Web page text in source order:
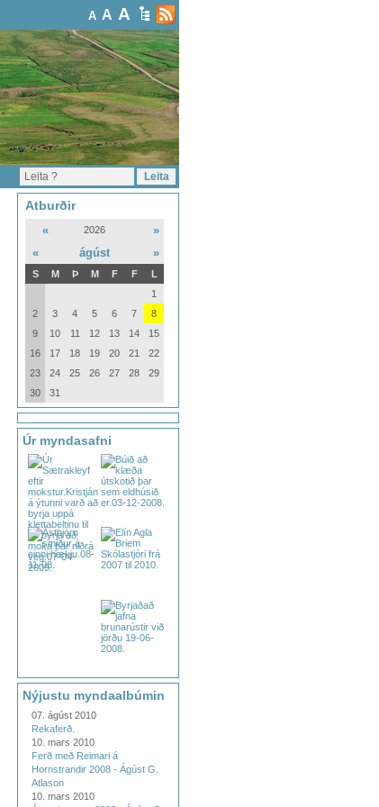
A A A
Atburðir
« 2026
»
«
ágúst »
S M Þ M F F
L
1
2
3 4 5 6 7
8
9
10 11 12 13 14
15
16
17 18 19 20 21
22
23
24 25 26 27 28
29
30
31
Úr myndasafni
Nýjustu myndaalbúmin
07. ágúst 2010
Rekaferð.
10. mars 2010
Ferð með Reimari á
Hornstrandir 2008 - Ágúst G.
Atlason
10. mars 2010